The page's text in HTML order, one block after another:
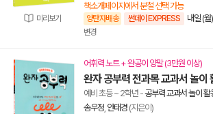
미리보기
책소개페이지에서 분철 선택 가능
양탄자배송 썬데이 EXPRESS 내일 (월
변경
어휘력 노트 + 완공이 양말 (3만원 이상)
완자 공부력 전과목 교과서 놀이
예비 초등 ~ 2학년 -공부력 교과서 놀이 활
송우정 안태경 (지은이)